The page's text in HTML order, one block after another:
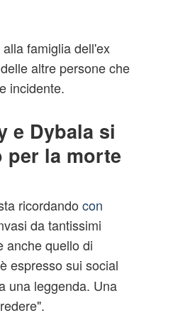
famiglia dell'ex
altre persone che
incidente.
e Dybala si
la morte
ricordando con
da tantissimi
anche quello di
espresso sui social
una leggenda. Una